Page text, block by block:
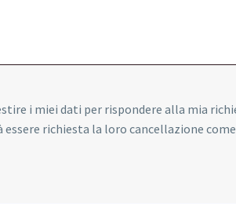
i miei dati per rispondere alla mia
richiesta la loro cancellazione